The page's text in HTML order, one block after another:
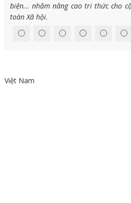
biện... nhằm nâng cao tri thức cho
toàn Xã hội.
Việt Nam